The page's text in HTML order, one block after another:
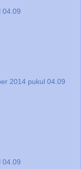
04.09
2014 pukul 04.09
04.09